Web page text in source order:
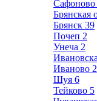
Сафоново
Брянская
Брянск 39
Почеп 2
Унеча 2
Иваново
Шуя 6
Тейково 5